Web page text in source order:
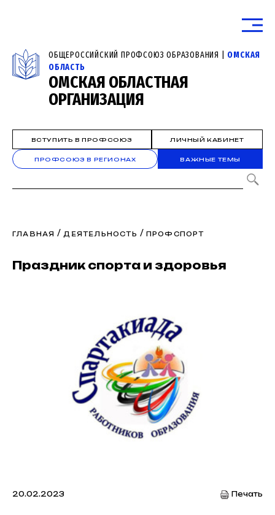
ОБЩЕРОССИЙСКИЙ ПРОФСОЮЗ ОБРАЗОВАНИЯ | ОМСКАЯ
ОБЛАСТЬ
ОМСКАЯ ОБЛАСТНАЯ
ОРГАНИЗАЦИЯ
ВСТУПИТЬ В ПРОФСОЮЗ ЛИЧНЫЙ КАБИНЕТ
ПРОФСОЮЗ В РЕГИОНАХ ВАЖНЫЕ ТЕМЫ
ГЛАВНАЯ /ДЕЯТЕЛЬНОСТЬ / ПРОФСПОРТ
Праздник спорта и здоровья
20.02.2023 Печать